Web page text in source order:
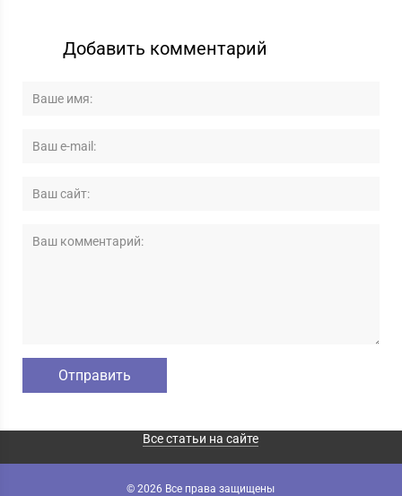
Добавить комментарий
Все статьи на сайте
© 2026 Все права защищены